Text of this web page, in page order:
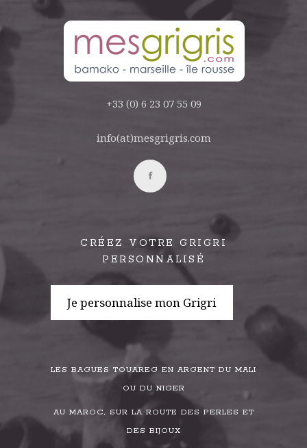
+33 (0) 6 23 07 55 09
info(at)mesgrigris.com
CRÉEZ VOTRE GRIGRI
PERSONNALISÉ
Je personnalise mon Grigri
LES BAGUES TOUAREG EN ARGENT DU MALI
OU DU NIGER
AU MAROC, SUR LA ROUTE DES PERLES ET
DES BIJOUX